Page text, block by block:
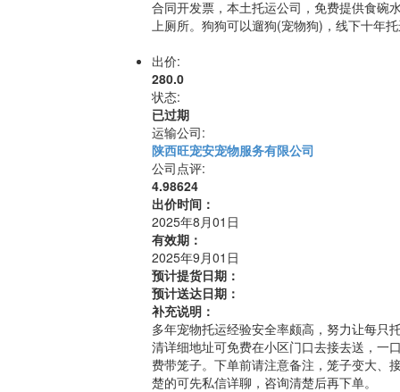
合同开发票，本土托运公司，免费提供食碗
上厕所。狗狗可以遛狗(宠物狗)，线下十年
出价:
280.0
状态:
已过期
运输公司:
陕西旺宠安宠物服务有限公司
公司点评:
4.98624
出价时间：
2025年8月01日
有效期：
2025年9月01日
预计提货日期：
预计送达日期：
补充说明：
多年宠物托运经验安全率颇高，努力让每只
清详细地址可免费在小区门口去接去送，一
费带笼子。下单前请注意备注，笼子变大、
楚的可先私信详聊，咨询清楚后再下单。